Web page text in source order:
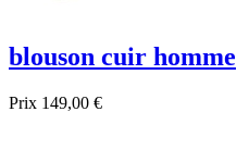
blouson cuir homme
Prix 149,00 €